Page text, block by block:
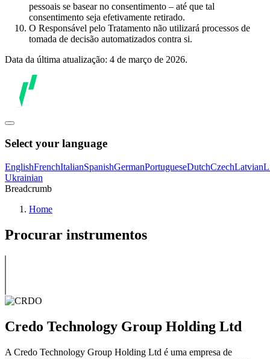
pessoais se basear no consentimento – até que tal
consentimento seja efetivamente retirado.
O Responsável pelo Tratamento não utilizará processos de
tomada de decisão automatizados contra si.
Data da última atualização: 4 de março de 2026.
Select your language
EnglishFrenchItalianSpanishGermanPortugueseDutchCzechLatvian
Ukrainian
Breadcrumb
Home
Procurar instrumentos
Credo Technology Group Holding Ltd
A Credo Technology Group Holding Ltd é uma empresa de